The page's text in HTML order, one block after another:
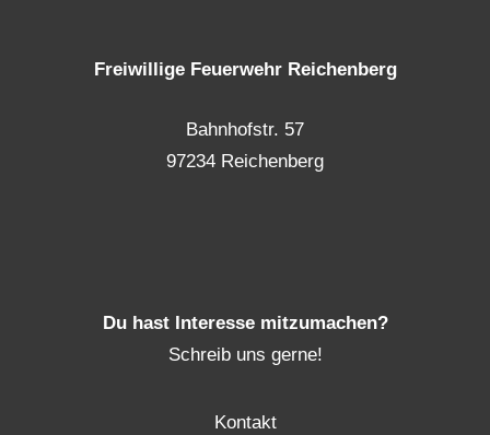
Freiwillige Feuerwehr Reichenberg
Bahnhofstr. 57
97234 Reichenberg
Du hast Interesse mitzumachen?
Schreib uns gerne!
Kontakt